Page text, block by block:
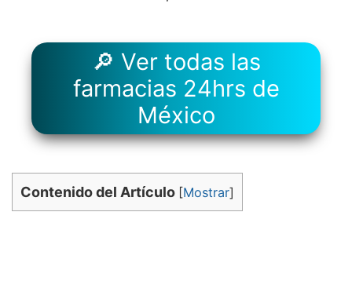
🔎 Ver todas las
farmacias 24hrs de
México
Contenido del Artículo [Mostrar]